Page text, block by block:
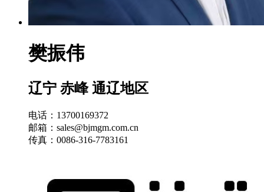
樊振伟
辽宁 赤峰 通辽地区
电话：13700169372
邮箱：sales@bjmgm.com.cn
传真：0086-316-7783161